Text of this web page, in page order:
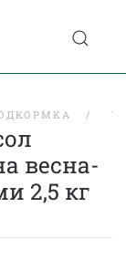
весна-
2,5 кг